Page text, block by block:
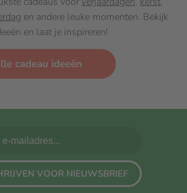
en andere leuke momenten. Bekijk
en laat je inspireren!
cadeau ideeën
VOOR NIEUWSBRIEF